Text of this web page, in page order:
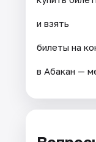
и взять
билеты на
в Абакан —